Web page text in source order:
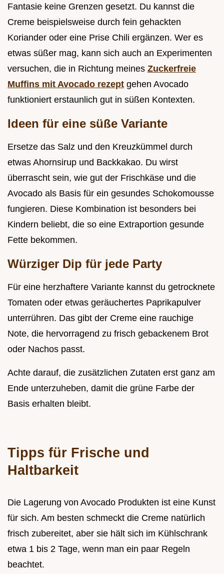
Fantasie keine Grenzen gesetzt. Du kannst die
Creme beispielsweise durch fein gehackten
Koriander oder eine Prise Chili ergänzen. Wer es
etwas süßer mag, kann sich auch an Experimenten
versuchen, die in Richtung meines Zuckerfreie
Muffins mit Avocado rezept gehen Avocado
funktioniert erstaunlich gut in süßen Kontexten.
Ideen für eine süße Variante
Ersetze das Salz und den Kreuzkümmel durch
etwas Ahornsirup und Backkakao. Du wirst
überrascht sein, wie gut der Frischkäse und die
Avocado als Basis für ein gesundes Schokomousse
fungieren. Diese Kombination ist besonders bei
Kindern beliebt, die so eine Extraportion gesunde
Fette bekommen.
Würziger Dip für jede Party
Für eine herzhaftere Variante kannst du getrocknete
Tomaten oder etwas geräuchertes Paprikapulver
unterrühren. Das gibt der Creme eine rauchige
Note, die hervorragend zu frisch gebackenem Brot
oder Nachos passt.
Achte darauf, die zusätzlichen Zutaten erst ganz am
Ende unterzuheben, damit die grüne Farbe der
Basis erhalten bleibt.
Tipps für Frische und
Haltbarkeit
Die Lagerung von Avocado Produkten ist eine Kunst
für sich. Am besten schmeckt die Creme natürlich
frisch zubereitet, aber sie hält sich im Kühlschrank
etwa 1 bis 2 Tage, wenn man ein paar Regeln
beachtet.